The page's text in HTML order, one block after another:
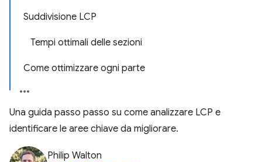
Suddivisione LCP
Tempi ottimali delle sezioni
Come ottimizzare ogni parte
Una guida passo passo su come analizzare LCP e
identificare le aree chiave da migliorare.
Philip Walton